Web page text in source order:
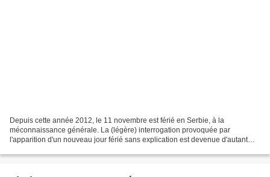
Depuis cette année 2012, le 11 novembre est férié en Serbie, à la
méconnaissance générale. La (légère) interrogation provoquée par
l'apparition d'un nouveau jour férié sans explication est devenue d'autant